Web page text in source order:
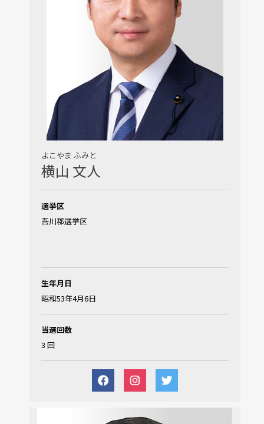
よこやま ふみと
横山 文人
選挙区
吾川郡選挙区
生年月日
昭和53年4月6日
当選回数
3 回